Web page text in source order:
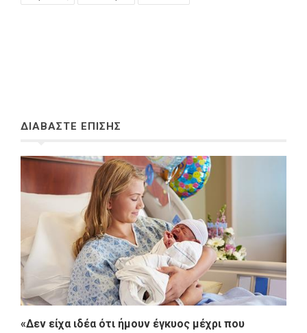
ΔΙΑΒΑΣΤΕ ΕΠΙΣΗΣ
«Δεν είχα ιδέα ότι ήμουν έγκυος μέχρι που